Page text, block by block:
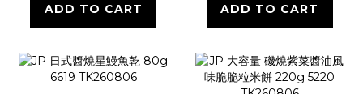
ADD TO CART ADD TO CART